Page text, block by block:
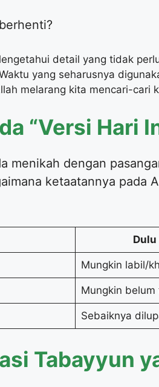
detail yang tidak
yang seharusnya
melarang kita mencari-cari
“Versi Hari
menikah dengan
ketaatannya pada
Mungkin labil/
Mungkin belum
Sebaiknya
Tabayyun